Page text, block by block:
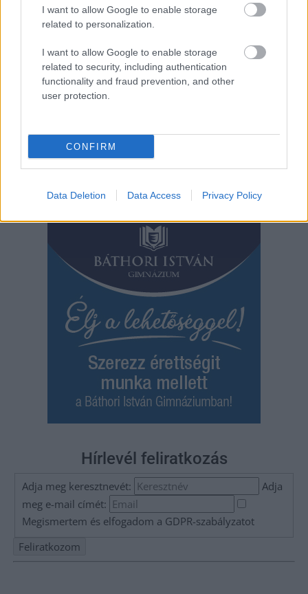
I want to allow Google to enable storage
related to personalization.
I want to allow Google to enable storage
related to security, including authentication
functionality and fraud prevention, and other
user protection.
CONFIRM
Data Deletion Data Access Privacy Policy
ámokfutó a 3-as
kétszázzal suhant el hatalmas szerencsével. Egészen ijesztő
képsorok.
TOVÁBB OLVASOM
Kék hírek 3-as főút,centik,életveszély,motoros,száguldás,videó
Bejegyzés
navigáció
Hírlevél feliratkozás
Adja meg keresztnevét:
Adja
meg e-mail címét:
Megismertem és elfogadom a GDPR-szabályzatot